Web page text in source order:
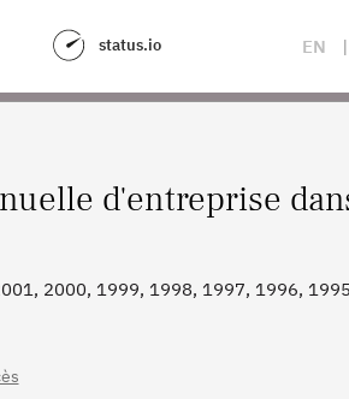
status.io EN |
d'entreprise
2000, 1999, 1998, 1997, 1996,